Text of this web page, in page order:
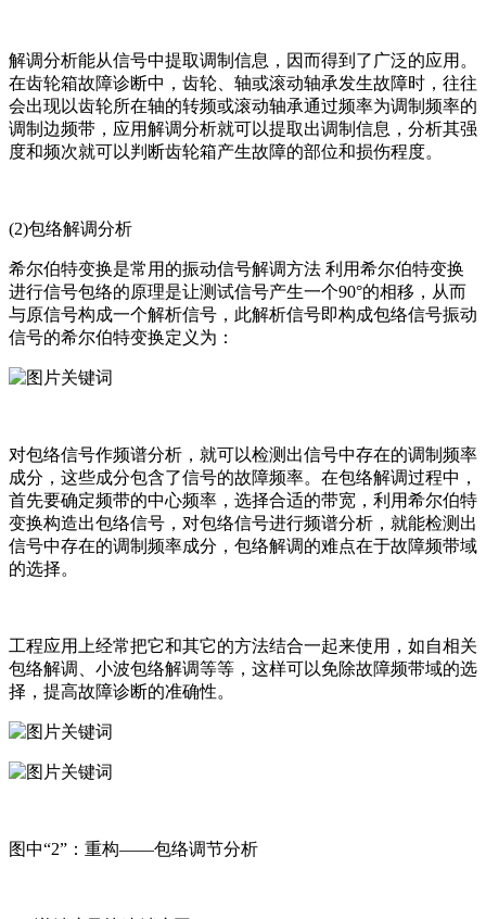
解调分析能从信号中提取调制信息，因而得到了广泛的应用。
在齿轮箱故障诊断中，齿轮、轴或滚动轴承发生故障时，往往
会出现以齿轮所在轴的转频或滚动轴承通过频率为调制频率的
调制边频带，应用解调分析就可以提取出调制信息，分析其强
度和频次就可以判断齿轮箱产生故障的部位和损伤程度。
(2)包络解调分析
希尔伯特变换是常用的振动信号解调方法 利用希尔伯特变换
进行信号包络的原理是让测试信号产生一个90°的相移，从而
与原信号构成一个解析信号，此解析信号即构成包络信号振动
信号的希尔伯特变换定义为：
对包络信号作频谱分析，就可以检测出信号中存在的调制频率
成分，这些成分包含了信号的故障频率。在包络解调过程中，
首先要确定频带的中心频率，选择合适的带宽，利用希尔伯特
变换构造出包络信号，对包络信号进行频谱分析，就能检测出
信号中存在的调制频率成分，包络解调的难点在于故障频带域
的选择。
工程应用上经常把它和其它的方法结合一起来使用，如自相关
包络解调、小波包络解调等等，这样可以免除故障频带域的选
择，提高故障诊断的准确性。
图中“2”：重构——包络调节分析